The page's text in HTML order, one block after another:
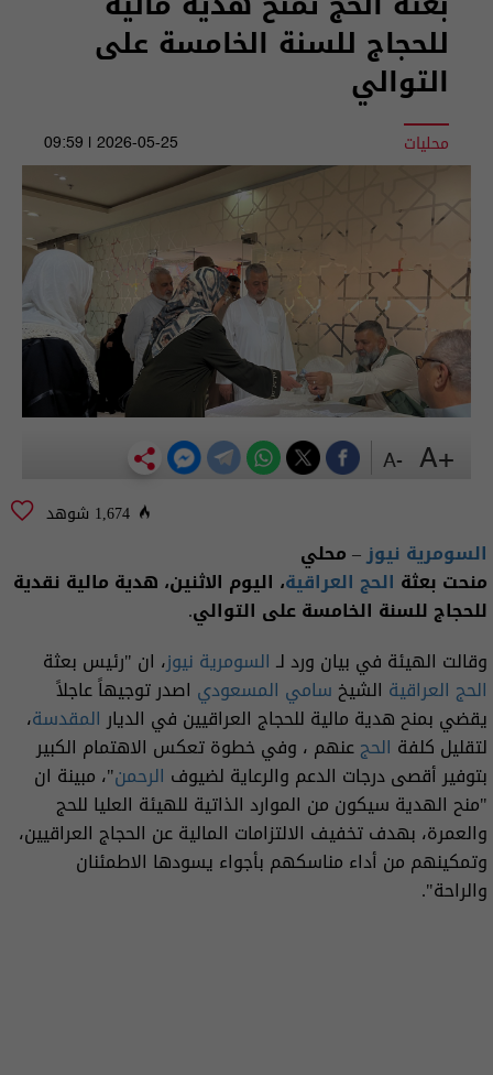
للحجاج للسنة الخامسة على
التوالي
محليات 2026-05-25 | 09:59
1,674 شوهد
السومرية نيوز– محلي
منحت بعثة الحج العراقية، اليوم الاثنين، هدية مالية نقدية
للحجاج للسنة الخامسة على التوالي.
وقالت الهيئة في بيان ورد لـ السومرية نيوز، ان "رئيس بعثة
الحج العراقية الشيخ سامي المسعودي اصدر توجيهاً عاجلاً
يقضي بمنح هدية مالية للحجاج العراقيين في الديارالمقدسة،
لتقليل كلفة الحجعنهم ، وفي خطوة تعكس الاهتمام الكبير
بتوفير أقصى درجات الدعم والرعاية لضيوف الرحمن"، مبينة ان
"منح الهدية سيكون من الموارد الذاتية للهيئة العليا للحج
والعمرة، بهدف تخفيف الالتزامات المالية عن الحجاج العراقيين،
وتمكينهم من أداء مناسكهم بأجواء يسودها الاطمئنان
والراحة".
+A
-A